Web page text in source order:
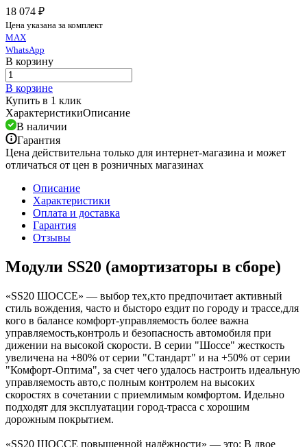
18 074 ₽
Цена указана за комплект
MAX
WhatsApp
В корзину
В корзине
Купить в 1 клик
ХарактеристикиОписание
В наличии
Гарантия
Цена действительна только для интернет-магазина и может
отличаться от цен в розничных магазинах
Описание
Характеристики
Оплата и доставка
Гарантия
Отзывы
Модули SS20 (амортизаторы в сборе)
«SS20 ШОССЕ» — выбор тех,кто предпочитает активный
стиль вождения, часто и бысторо ездит по городу и трассе,для
кого в балансе комфорт-управляемость более важна
управляемость,контроль и безопасность автомобиля при
дижении на высокой скорости. В серии "Шоссе" жесткость
увеличена на +80% от серии "Стандарт" и на +50% от серии
"Комфорт-Оптима", за счет чего удалось настроить идеальную
управляемость авто,с полным контролем на высоких
скоростях в сочетании с приемлимым комфортом. Идельно
подходят для эксплуатации город-трасса с хорошим
дорожным покрытием.
«SS20 ШОССЕ повышенной надёжности» — это: В двое